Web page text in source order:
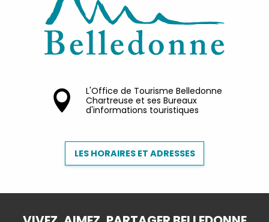
L'Office de Tourisme Belledonne
Chartreuse et ses Bureaux
d'informations touristiques
LES HORAIRES ET ADRESSES